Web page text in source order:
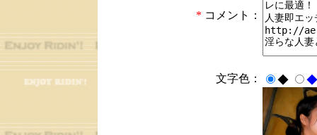
* コメント：
文字色： ◆ ◆